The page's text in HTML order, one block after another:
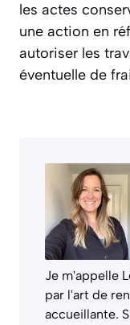
les actes
une action en
autoriser les
éventuelle de
Je m'appelle
par l'art de
accueillante.